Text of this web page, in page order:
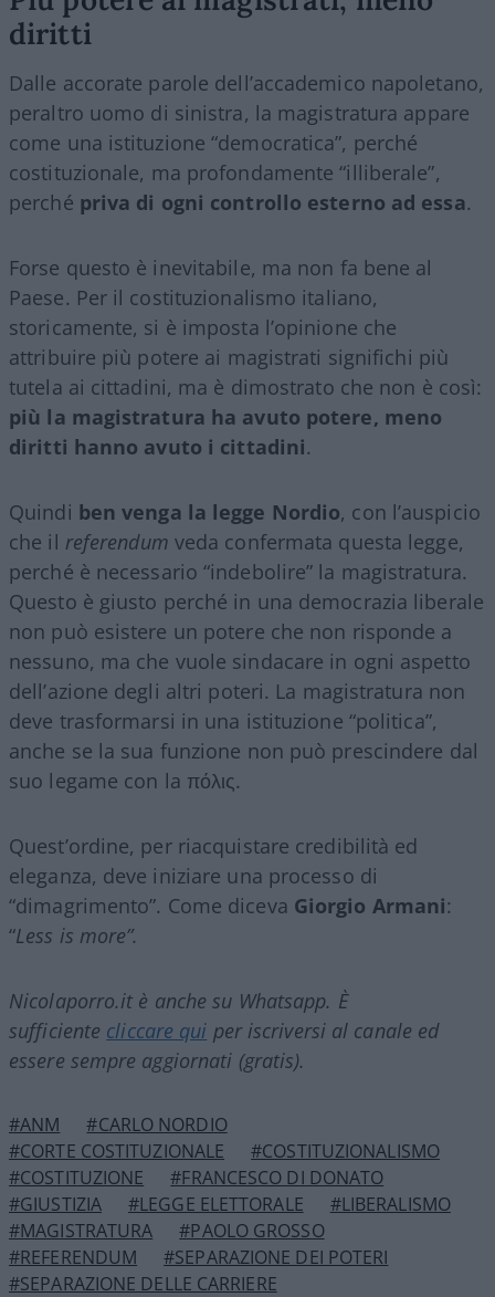
diritti
Dalle accorate parole dell’accademico napoletano,
peraltro uomo di sinistra, la magistratura appare
come una istituzione “democratica”, perché
costituzionale, ma profondamente “illiberale”,
perché priva di ogni controllo esterno ad essa.
Forse questo è inevitabile, ma non fa bene al
Paese. Per il costituzionalismo italiano,
storicamente, si è imposta l’opinione che
attribuire più potere ai magistrati significhi più
tutela ai cittadini, ma è dimostrato che non è così:
più la magistratura ha avuto potere, meno
diritti hanno avuto i cittadini.
Quindi ben venga la legge Nordio, con l’auspicio
che il referendum veda confermata questa legge,
perché è necessario “indebolire” la magistratura.
Questo è giusto perché in una democrazia liberale
non può esistere un potere che non risponde a
nessuno, ma che vuole sindacare in ogni aspetto
dell’azione degli altri poteri. La magistratura non
deve trasformarsi in una istituzione “politica”,
anche se la sua funzione non può prescindere dal
suo legame con la πόλις.
Quest’ordine, per riacquistare credibilità ed
eleganza, deve iniziare una processo di
“dimagrimento”. Come diceva Giorgio Armani:
“Less is more”.
Nicolaporro.it è anche su Whatsapp. È
sufficiente cliccare qui per iscriversi al canale ed
essere sempre aggiornati (gratis).
#ANM
#CARLO NORDIO
#CORTE COSTITUZIONALE
#COSTITUZIONALISMO
#COSTITUZIONE
#FRANCESCO DI DONATO
#GIUSTIZIA
#LEGGE ELETTORALE
#LIBERALISMO
#MAGISTRATURA
#PAOLO GROSSO
#REFERENDUM
#SEPARAZIONE DEI POTERI
#SEPARAZIONE DELLE CARRIERE